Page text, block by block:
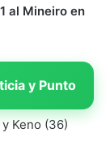
al Mineiro en
y Punto
Keno (36)